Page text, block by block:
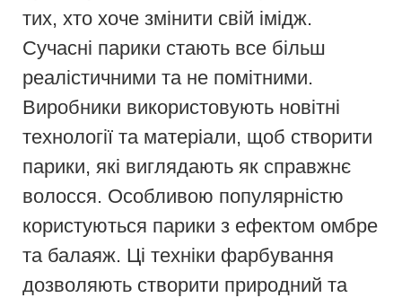
тих, хто хоче змінити свій імідж.
Сучасні парики стають все більш
реалістичними та не помітними.
Виробники використовують новітні
технології та матеріали, щоб створити
парики, які виглядають як справжнє
волосся. Особливою популярністю
користуються парики з ефектом омбре
та балаяж. Ці техніки фарбування
дозволяють створити природний та